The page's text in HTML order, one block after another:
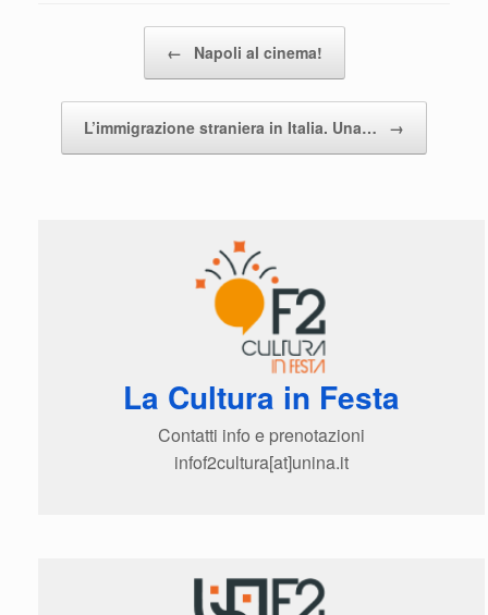
← Napoli al cinema!
L’immigrazione straniera in Italia. Una… →
La Cultura in Festa
Contatti info e prenotazioni
infof2cultura[at]unina.it